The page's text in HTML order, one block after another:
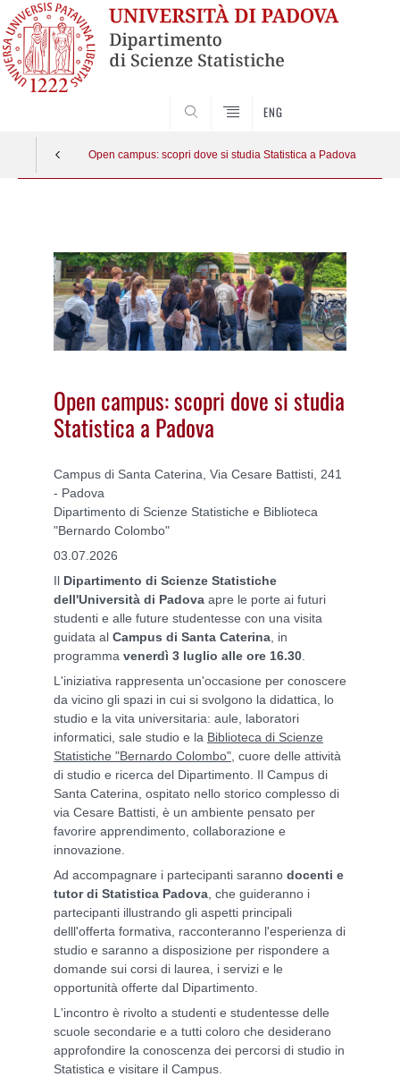
ENG
Open campus: scopri dove si studia Statistica a Padova
Open campus: scopri dove si studia
Statistica a Padova
Campus di Santa Caterina, Via Cesare Battisti, 241
- Padova
Dipartimento di Scienze Statistiche e Biblioteca
"Bernardo Colombo"
03.07.2026
Il Dipartimento di Scienze Statistiche
dell'Università di Padova apre le porte ai futuri
studenti e alle future studentesse con una visita
guidata al Campus di Santa Caterina , in
programma venerdì 3 luglio alle ore 16.30
L'iniziativa rappresenta un'occasione per conoscere
da vicino gli spazi in cui si svolgono la didattica, lo
studio e la vita universitaria: aule, laboratori
informatici, sale studio e la Biblioteca di Scienze
Statistiche "Bernardo Colombo" , cuore delle attività
di studio e ricerca del Dipartimento. Il Campus di
Santa Caterina, ospitato nello storico complesso di
via Cesare Battisti, è un ambiente pensato per
favorire apprendimento, collaborazione e
innovazione.
Ad accompagnare i partecipanti saranno docenti e
tutor di Statistica Padova , che guideranno i
partecipanti illustrando gli aspetti principali
delll'offerta formativa, racconteranno l'esperienza di
studio e saranno a disposizione per rispondere a
domande sui corsi di laurea, i servizi e le
opportunità offerte dal Dipartimento.
L'incontro è rivolto a studenti e studentesse delle
scuole secondarie e a tutti coloro che desiderano
approfondire la conoscenza dei percorsi di studio in
Statistica e visitare il Campus.